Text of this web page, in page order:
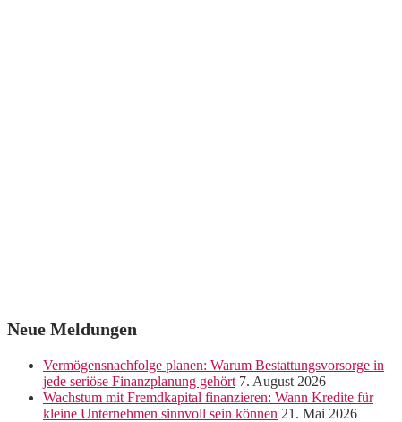
Neue Meldungen
Vermögensnachfolge planen: Warum Bestattungsvorsorge in
jede seriöse Finanzplanung gehört 7. August 2026
Wachstum mit Fremdkapital finanzieren: Wann Kredite für
kleine Unternehmen sinnvoll sein können 21. Mai 2026